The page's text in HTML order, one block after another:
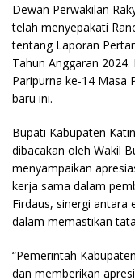
Dewan Perwakilan
telah menyepakati
tentang Laporan
Tahun Anggaran
Paripurna ke-14 Masa
baru ini.
Bupati Kabupaten
dibacakan oleh Wakil
menyampaikan
kerja sama dalam
Firdaus, sinergi antara
dalam memastikan
“Pemerintah
dan memberikan